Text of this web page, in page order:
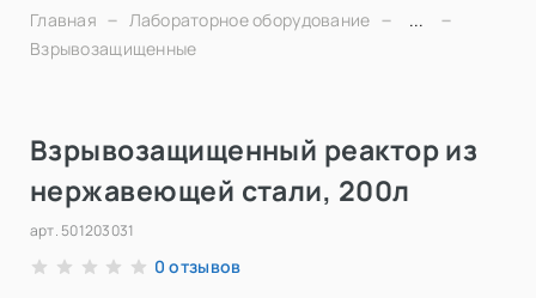
Главная Лабораторное оборудование
...
Взрывозащищенные
Взрывозащищенный реактор из
нержавеющей стали, 200л
арт. 501203031
0 отзывов